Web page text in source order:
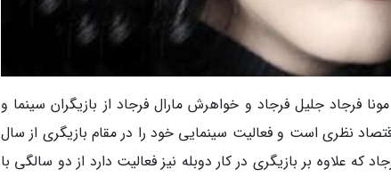
به دنیا آمد. پدر مونا فرجاد جلیل فرجاد و خواهرش مارال فرجاد از بازیگران سینما و
نظری است و فعالیت سینمایی خود را در مقام بازیگری از سال
که علاوه بر بازیگری در کار دوبله نیز فعالیت دارد از دو سالگی با